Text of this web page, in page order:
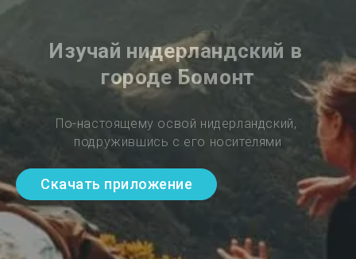
Изучай нидерландский в
городе Бомонт
По-настоящему освой нидерландский,
подружившись с его носителями
Скачать приложение